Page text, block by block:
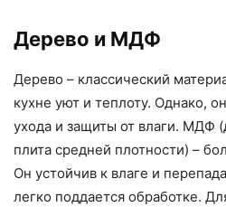
Дерево и МДФ
Дерево – классический
кухне уют и теплоту. Однако,
ухода и защиты от влаги. МДФ
плита средней плотности) –
Он устойчив к влаге и
легко поддается обработке.